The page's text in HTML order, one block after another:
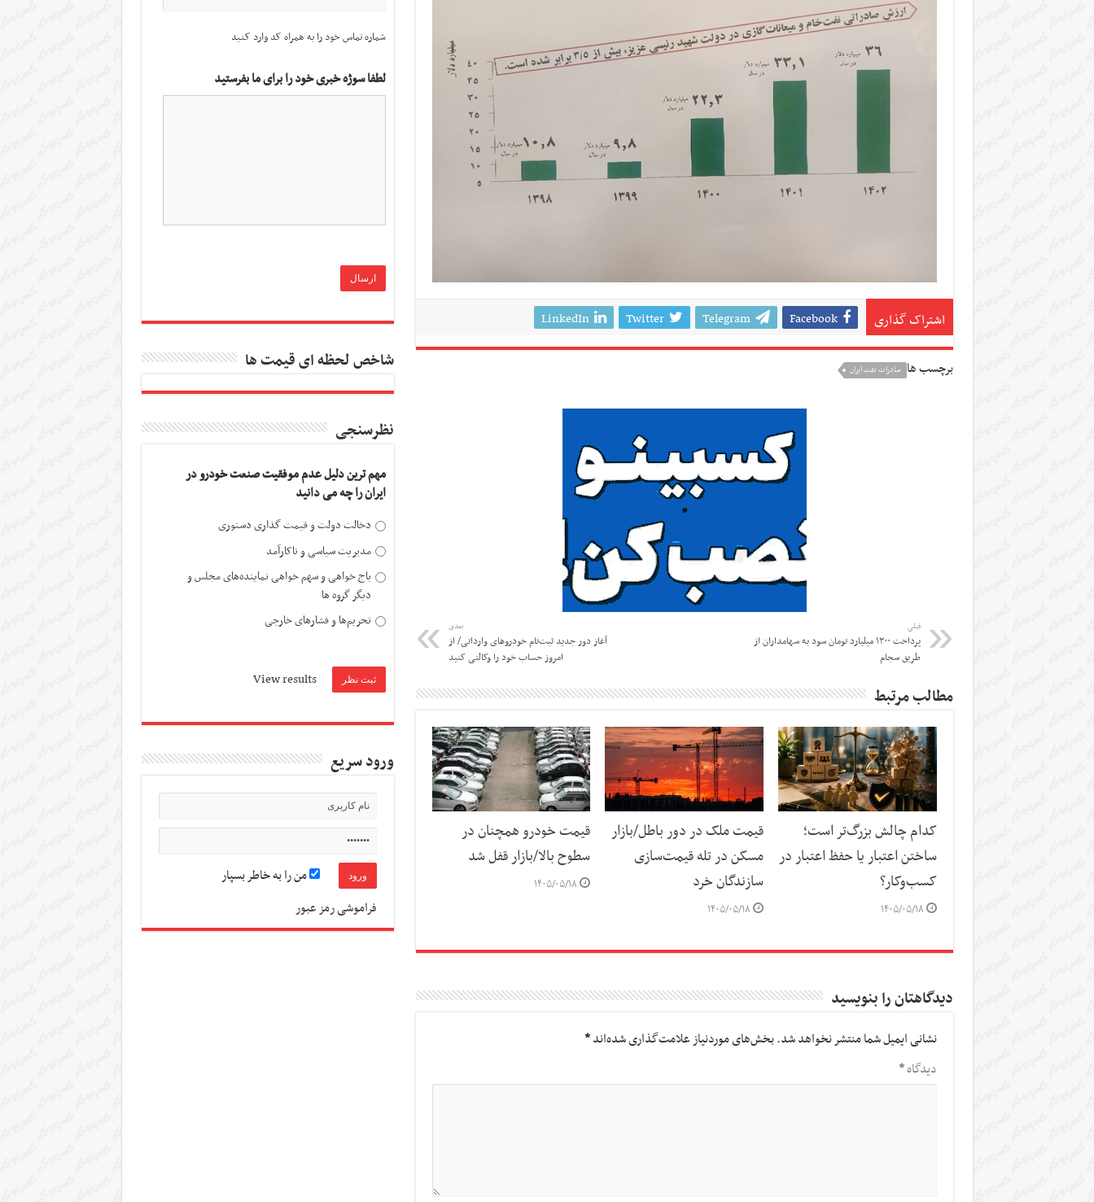
اشتراک گذاری Facebook
Telegram
Twitter
LinkedIn
برچسب ها صادرات نفت ایران
قبلی
پرداخت ۱۳۰۰ میلیارد تومان سود به سهامداران از
طریق سجام
بعدی
آغاز دور جدید ثبت‌نام‌ خودروهای وارداتی/ از
امروز حساب خود را وکالتی کنید
مطالب مرتبط
کدام چالش بزرگ‌تر است؛
ساختن اعتبار یا حفظ اعتبار در
کسب‌وکار؟
۱۴۰۵/۰۵/۱۸
قیمت ملک در دور باطل/بازار
مسکن در تله قیمت‌سازی
سازندگان خرد
۱۴۰۵/۰۵/۱۸
قیمت خودرو همچنان در
سطوح بالا/بازار قفل شد
۱۴۰۵/۰۵/۱۸
دیدگاهتان را بنویسید
نشانی ایمیل شما منتشر نخواهد شد.بخش‌های موردنیاز علامت‌گذاری شده‌اند*
دیدگاه*
شماره تماس خود را به همراه کد وارد کنید
لطفا سوژه خبری خود را برای ما بفرستید
شاخص لحظه ای قیمت ها
نظرسنجی
مهم ترین دلیل عدم موفقیت صنعت خودرو در
ایران را چه می دانید
دخالت دولت و قیمت گذاری دستوری
مدیریت سیاسی و ناکارآمد
باج خواهی و سهم خواهی نماینده‌های مجلس و
دیگر گروه ها
تحریم‌ها و فشارهای خارجی
View results
ورود سریع
من را به خاطر بسپار
فراموشی رمز عبور